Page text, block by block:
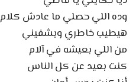
وده اللي حصلي ما عادش كلام
هيطيب خاطري ويشفيني
من اللي بعيشه في آلام
كنت بعيد عن كل الناس